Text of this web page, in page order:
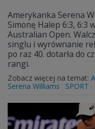
Amerykanka Serena
Simonę Halep 6:3,
Australian Open.
singlu i wyrównanie
po raz 40. dotarła do
rangi.
Zobacz więcej na temat:
Serena Williams
SPORT